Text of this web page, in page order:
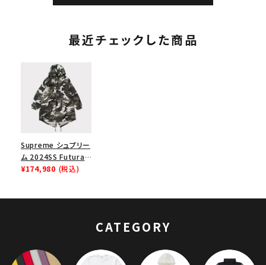
最近チェックした商品
Supreme シュプリー
ム 2024SS Futura
Fishtail Parka フュ
¥174,980 (税込)
CATEGORY